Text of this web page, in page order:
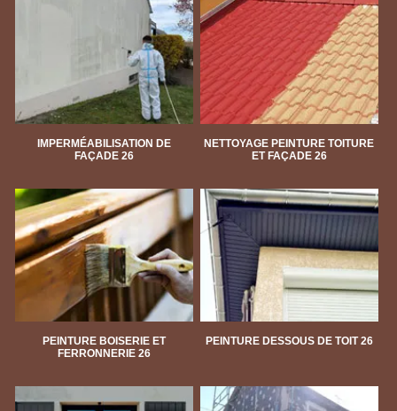
IMPERMÉABILISATION DE
FAÇADE 26
NETTOYAGE PEINTURE TOITURE
ET FAÇADE 26
PEINTURE BOISERIE ET
FERRONNERIE 26
PEINTURE DESSOUS DE TOIT 26